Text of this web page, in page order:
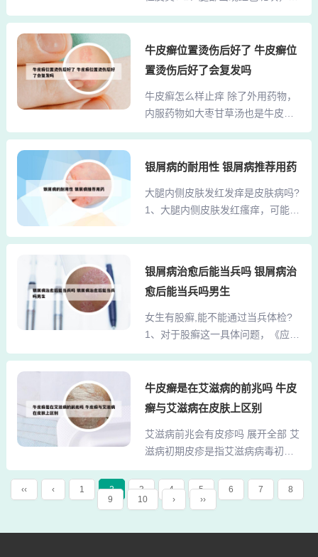
心消退，伴有瘙痒。2、体癣的病因
色毛癣菌最为常见，此外，在我国
还有须癣毛癣菌、断发毛癣菌、全
癣菌等也可引起体癣。病菌寄生特
点：这些病菌侵入表皮后，一般...
可能遇到的两大疑虑：首先，当腿
掉以轻心。一种可能是银屑病（牛
皮癣）的迹象。在这些斑块上，你
剥落时，斑块底下可能伴随点状出
血和薄膜状的皮肤。2、神经性皮
炎：疾病是我们的皮肤疾病，颈
他地区的主要发病位置，成膜特点
丘疹，皮肤增厚，皮肤脊将突出，
皮沟将深化，更多的是淡红色或淡
褐色。病人会有强烈的瘙痒感，...
牛皮癣位置烫伤后好了 牛皮癣位
置烫伤后好了会复发吗
牛皮癣怎么样止痒 除了外用药物，
内服药物如大枣甘草汤也是牛皮癣
患者止痒的一种选择。该汤剂由30
去渣取汁后饮用。此汤具有益气调
分两次饮用。总之，在止痒药物的
选择上应谨慎，避免使用对身体有
痒症状。后背牛皮癣特别痒时，可
以采取以下办法止痒：采用中医扶
环境，改善患者体内的阳虚体质，
达到阴阳平衡，从而有效缓解瘙痒
等症状。治疗过程中，医生...
银屑病的耐用性 银屑病推荐用药
大腿内侧皮肤发红发痒是皮肤病吗?
1、大腿内侧皮肤发红瘙痒，可能是
行治疗：若为真菌感染性股癣：进
肤科进行真菌学检查以确诊。抗真
菌治疗：如检查阳性，需进行抗真
菌治疗。使用收敛外用药：局部可
使用收敛的外用药，如炉甘石洗剂
这些皮肤病可能导致皮肤炎症和痒
感，通常由环境、遗传和免疫因素
癣，是一种常见的真菌感染，通常
出现在大腿内侧和腹股沟部位，会
导致皮肤发红、痒感，并...
银屑病治愈后能当兵吗 银屑病治
愈后能当兵吗男生
女生有股癣,能不能通过当兵体检?
1、对于股癣这一具体问题，《应征
公民体格检查标准》中指出，如果
格。具体而言，只要股癣没有泛发
或广泛扩散，且不影响外观，那么
格。2、【解析】你的股癣面积如果
直径达到3厘米以上，那么就属于不
合格了，如果不到这个面积，那么
是可以通过的。3、参军体检过程
中，体检官会要求考生脱去衣物，
牛皮癣是在艾滋病的前兆吗 牛皮
癣与艾滋病在皮肤上区别
艾滋病前兆会有皮疹吗 展开全部 艾
滋病初期皮疹是指艾滋病病毒初次
感染人体后，一部分感染者出现的
皮损表现，皮疹通常出现于病毒侵
入人体后2-4周左右，常见于感染者
处，也可见于四肢和生殖器。皮肤
‹‹ ‹ 1 2 3 4 5 6 7
8
9
10 › ››